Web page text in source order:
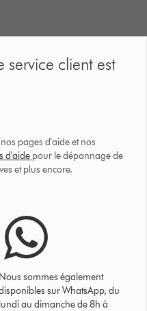
service client est
pages d'aide et nos
d'aide pour le dépannage de
et plus encore.
Nous sommes également
sur WhatsApp, du
lundi au dimanche de 8h à